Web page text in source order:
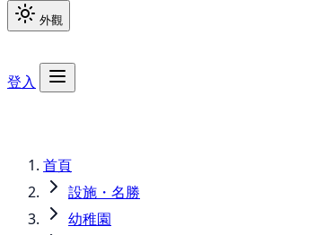
外觀
登入
首頁
設施・名勝
幼稚園